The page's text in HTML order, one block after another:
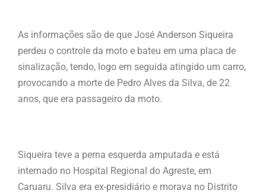
As informações são de que José Anderson Siqueira
perdeu o controle da moto e bateu em uma placa de
sinalização, tendo, logo em seguida atingido um carro,
provocando a morte de Pedro Alves da Silva, de 22
anos, que era passageiro da moto.
Siqueira teve a perna esquerda amputada e está
internado no Hospital Regional do Agreste, em
Caruaru. Silva era ex-presidiário e morava no Distrito